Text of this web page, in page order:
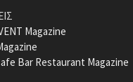
Magazine
Bar Restaurant Magazine